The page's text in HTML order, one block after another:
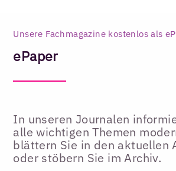
Unsere Fachmagazine kostenlos als
ePaper
In unseren Journalen
alle wichtigen Themen
blättern Sie in den aktuellen
oder stöbern Sie im Archiv.